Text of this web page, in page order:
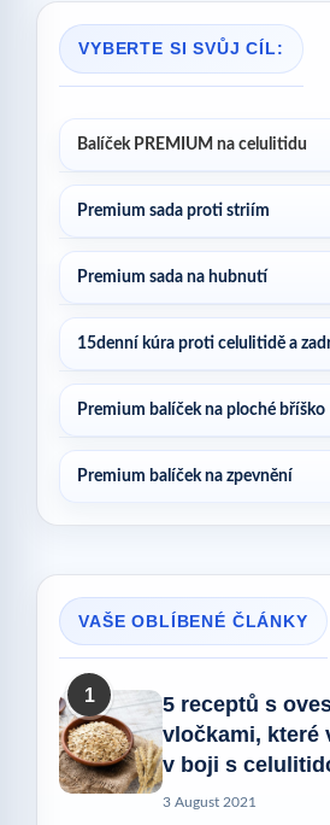
VYBERTE SI SVŮJ CÍL:
Balíček PREMIUM na celulitidu
Premium sada proti striím
Premium sada na hubnutí
15denní kúra proti celulitidě a
Premium balíček na ploché bříško
Premium balíček na zpevnění
VAŠE OBLÍBENÉ ČLÁNKY
1
5 receptů s
vločkami, které
v boji s
3 August 2021